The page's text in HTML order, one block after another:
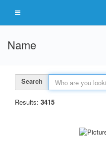
Name
Search
Results: 3415